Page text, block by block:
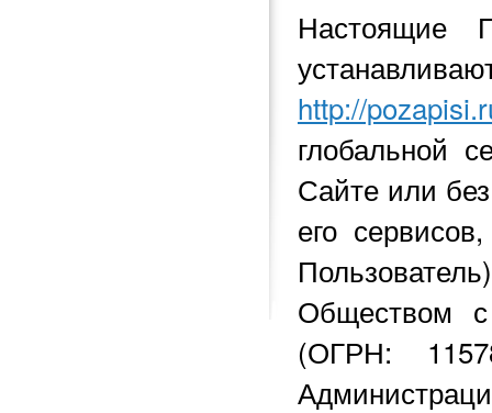
Настоящие
http://
глобальной
Сайте или
его
Обществом с
(ОГРН: